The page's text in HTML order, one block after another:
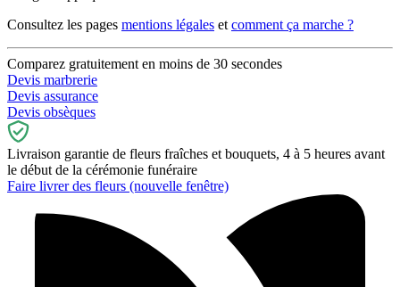
Consultez les pages mentions légales et comment ça marche ?
Comparez gratuitement en moins de 30 secondes
Devis marbrerie
Devis assurance
Devis obsèques
Livraison garantie de fleurs fraîches et bouquets, 4 à 5 heures avant
le début de la cérémonie funéraire
Faire livrer des fleurs (nouvelle fenêtre)